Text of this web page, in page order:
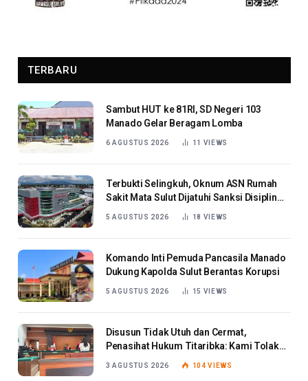
TERBARU
Sambut HUT ke 81RI, SD Negeri 103
Manado Gelar Beragam Lomba
6 AGUSTUS 2026 11 VIEWS
Terbukti Selingkuh, Oknum ASN Rumah
Sakit Mata Sulut Dijatuhi Sanksi Disiplin
5 AGUSTUS 2026 18 VIEWS
Komando Inti Pemuda Pancasila Manado
Dukung Kapolda Sulut Berantas Korupsi
5 AGUSTUS 2026 15 VIEWS
Disusun Tidak Utuh dan Cermat,
Penasihat Hukum Titaribka: Kami Tolak
3 AGUSTUS 2026 104VIEWS